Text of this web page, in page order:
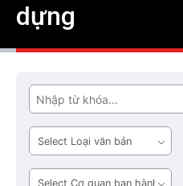
dựng
Tìm
Loại
văn
bản
Cơ